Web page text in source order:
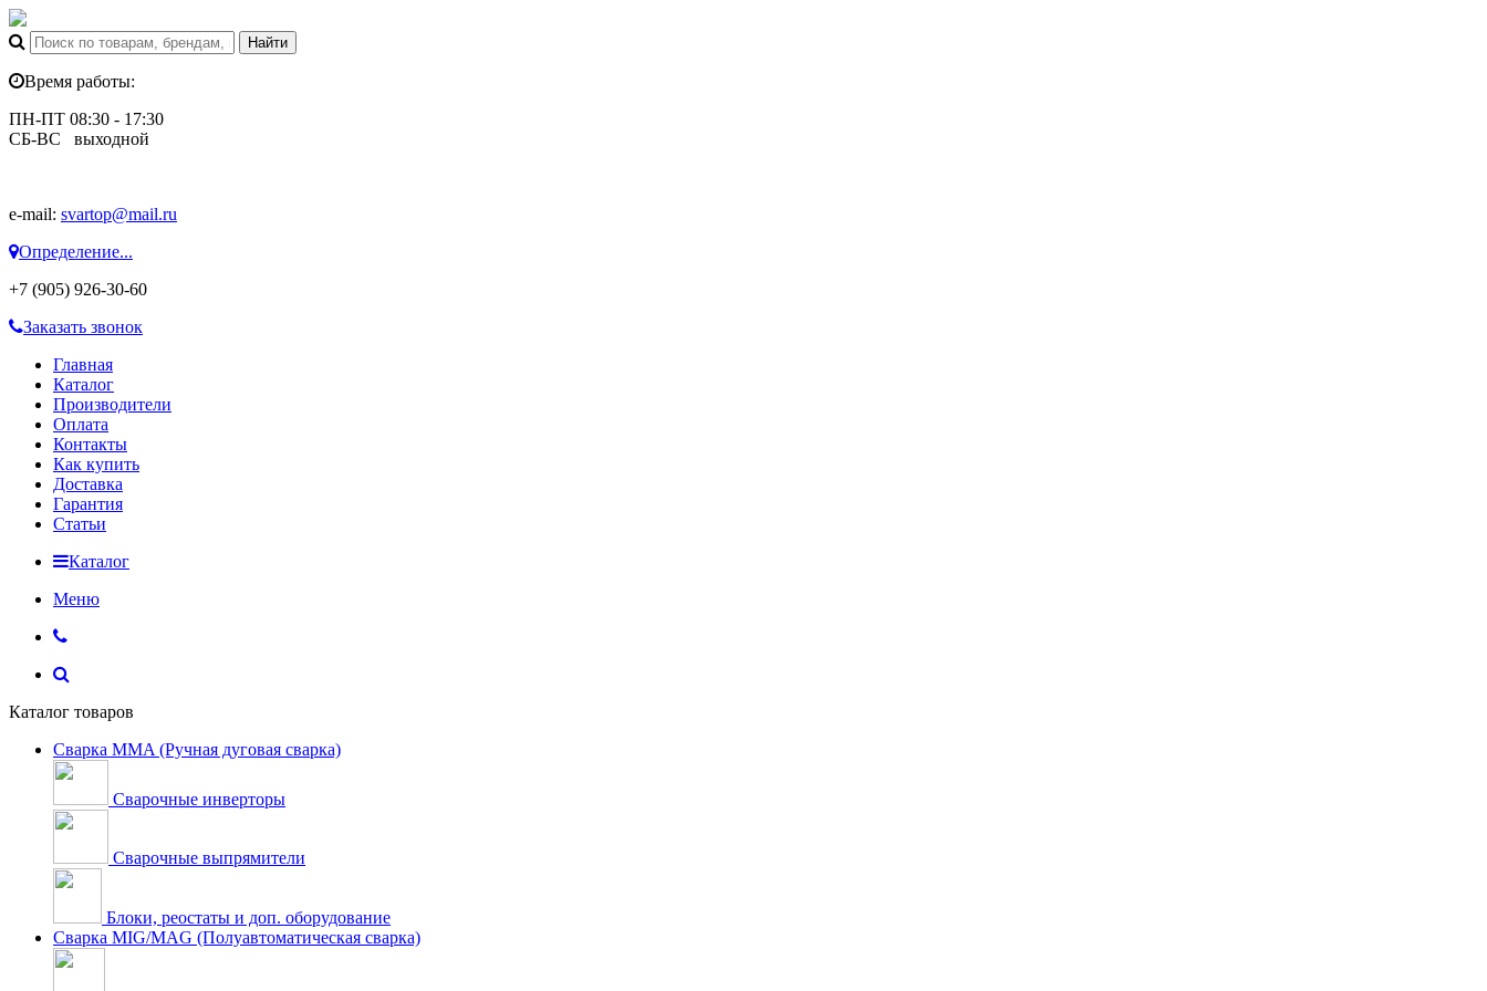
Время работы:
ПН-ПТ 08:30 - 17:30
СБ-ВС выходной
e-mail: svartop@mail.ru
Определение...
+7 (905) 926-30-60
Заказать звонок
Главная
Каталог
Производители
Оплата
Контакты
Как купить
Доставка
Гарантия
Статьи
Каталог
Меню
Каталог товаров
Сварка MMA (Ручная дуговая сварка)
Сварочные инверторы
Сварочные выпрямители
Блоки, реостаты и доп. оборудование
Сварка MIG/MAG (Полуавтоматическая сварка)